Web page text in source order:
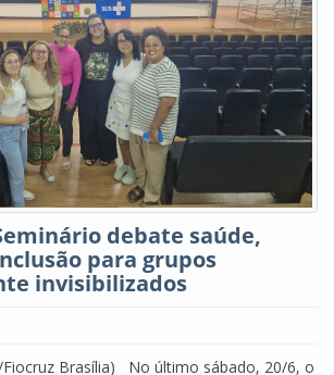
debate saúde,
para grupos
invisibilizados
Fiocruz Brasília) No último sábado, 20/6, o